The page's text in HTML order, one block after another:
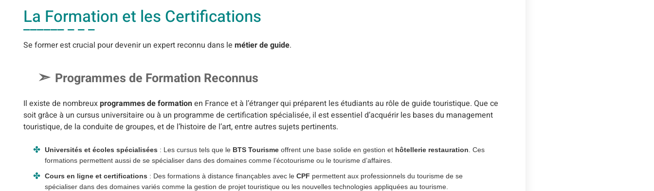
La Formation et les Certifications
Se former est crucial pour devenir un expert reconnu dans le métier de guide.
Programmes de Formation Reconnus
Il existe de nombreuxprogrammes de formationen France et à l’étranger qui préparent les étudiants au rôle de guide touristique. Que ce
soit grâce à un cursus universitaire ou à un programme de certification spécialisée, il est essentiel d’acquérir les bases du management
touristique, de la conduite de groupes, et de l’histoire de l’art, entre autres sujets pertinents.
Universités et écoles spécialisées : Les cursus tels que le BTS Tourisme offrent une base solide en gestion et hôtellerie restauration . Ces
formations permettent aussi de se spécialiser dans des domaines comme l’écotourisme ou le tourisme d’affaires.
Cours en ligne et certifications : Des formations à distance finançables avec le CPF permettent aux professionnels du tourisme de se
spécialiser dans des domaines variés comme la gestion de projet touristique ou les nouvelles technologies appliquées au tourisme.